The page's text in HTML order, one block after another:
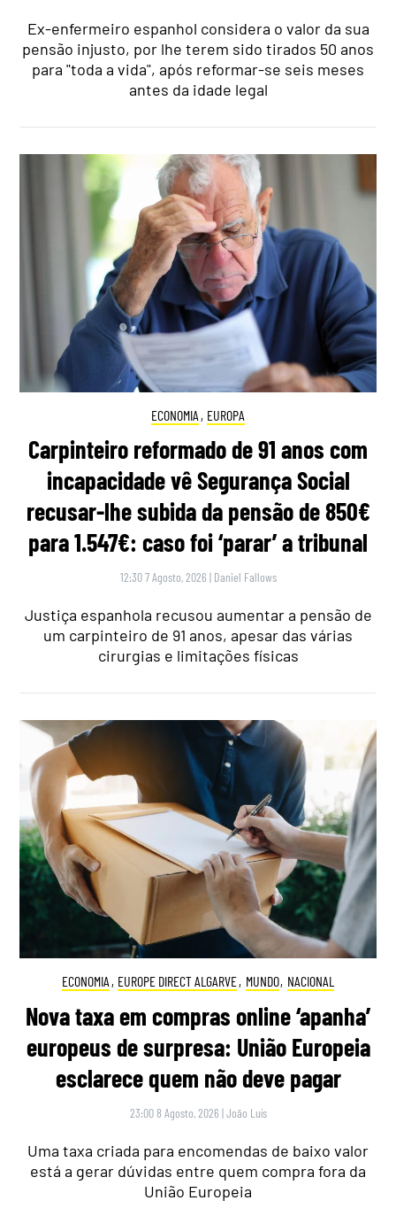
Ex-enfermeiro espanhol considera o valor da sua
pensão injusto, por lhe terem sido tirados 50 anos
para "toda a vida", após reformar-se seis meses
antes da idade legal
ECONOMIA , EUROPA
Carpinteiro reformado de 91 anos com
incapacidade vê Segurança Social
recusar-lhe subida da pensão de 850€
para 1.547€: caso foi ‘parar’ a tribunal
12:30 7 Agosto, 2026 | Daniel Fallows
Justiça espanhola recusou aumentar a pensão de
um carpinteiro de 91 anos, apesar das várias
cirurgias e limitações físicas
ECONOMIA , EUROPE DIRECT ALGARVE, MUNDO, NACIONAL
Nova taxa em compras online ‘apanha’
europeus de surpresa: União Europeia
esclarece quem não deve pagar
23:00 8 Agosto, 2026 |João Luís
Uma taxa criada para encomendas de baixo valor
está a gerar dúvidas entre quem compra fora da
União Europeia